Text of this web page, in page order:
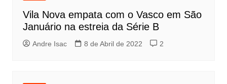
Vila Nova empata com o Vasco em São
Januário na estreia da Série B
Andre Isac 8 de Abril de 2022 2